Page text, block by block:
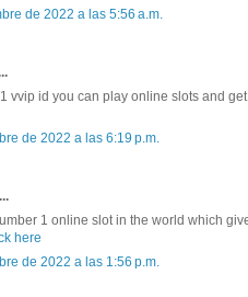
de 2022 a las 5:56 a.m.
vvip id you can play online slots and
de 2022 a las 6:19 p.m.
1 online slot in the world which
here
de 2022 a las 1:56 p.m.